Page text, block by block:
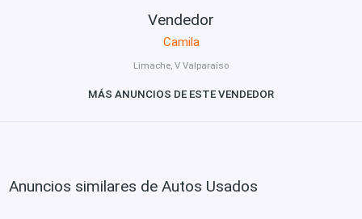
Vendedor
Camila
Limache, V Valparaíso
MÁS ANUNCIOS DE ESTE VENDEDOR
Anuncios similares de Autos Usados